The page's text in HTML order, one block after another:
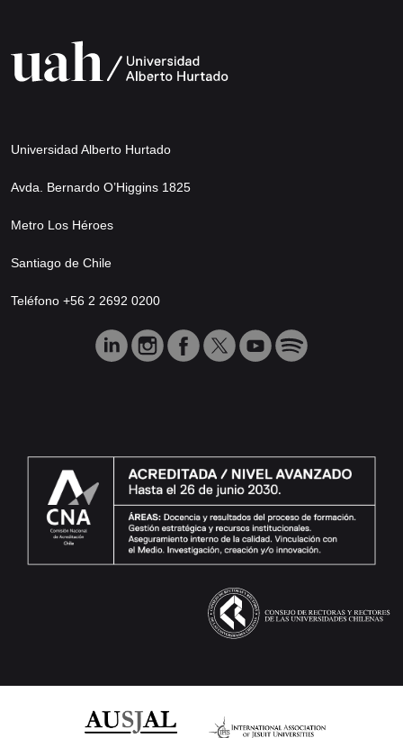
Universidad Alberto Hurtado
Avda. Bernardo O’Higgins 1825
Metro Los Héroes
Santiago de Chile
Teléfono +56 2 2692 0200